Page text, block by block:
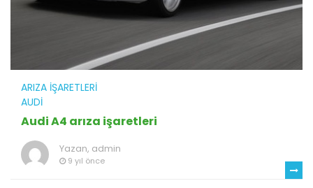
ARIZA İŞARETLERI
AUDI
Audi A4 arıza işaretleri
Yazan, admin
9 yıl önce